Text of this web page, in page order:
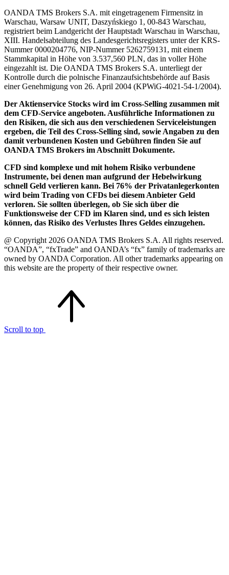
OANDA TMS Brokers S.A. mit eingetragenem Firmensitz in
Warschau, Warsaw UNIT, Daszyńskiego 1, 00-843 Warschau,
registriert beim Landgericht der Hauptstadt Warschau in Warschau,
XIII. Handelsabteilung des Landesgerichtsregisters unter der KRS-
Nummer 0000204776, NIP-Nummer 5262759131, mit einem
Stammkapital in Höhe von 3.537,560 PLN, das in voller Höhe
eingezahlt ist. Die OANDA TMS Brokers S.A. unterliegt der
Kontrolle durch die polnische Finanzaufsichtsbehörde auf Basis
einer Genehmigung von 26. April 2004 (KPWiG-4021-54-1/2004).
Der Aktienservice Stocks wird im Cross-Selling zusammen mit
dem CFD-Service angeboten. Ausführliche Informationen zu
den Risiken, die sich aus den verschiedenen Serviceleistungen
ergeben, die Teil des Cross-Selling sind, sowie Angaben zu den
damit verbundenen Kosten und Gebühren finden Sie auf
OANDA TMS Brokers im Abschnitt Dokumente.
CFD sind komplexe und mit hohem Risiko verbundene
Instrumente, bei denen man aufgrund der Hebelwirkung
schnell Geld verlieren kann. Bei 76% der Privatanlegerkonten
wird beim Trading von CFDs bei diesem Anbieter Geld
verloren. Sie sollten überlegen, ob Sie sich über die
Funktionsweise der CFD im Klaren sind, und es sich leisten
können, das Risiko des Verlustes Ihres Geldes einzugehen.
@ Copyright 2026 OANDA TMS Brokers S.A. All rights reserved.
“OANDA”, “fxTrade” and OANDA’s “fx” family of trademarks are
owned by OANDA Corporation. All other trademarks appearing on
this website are the property of their respective owner.
Scroll to top